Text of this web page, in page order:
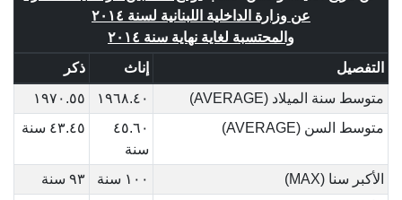
عن وزارة الداخلية اللبنانية لسنة ٢٠١٤
والمحتسبة لغاية نهاية سنة ٢٠١٤
التفصيل
إناث
ذكر
متوسط سنة الميلاد (AVERAGE)
١٩٦٨.٤٠
١٩٧٠.٥٥
متوسط السن (AVERAGE)
٤٥.٦٠
سنة
٤٣.٤٥ سنة
الأكبر سنا (MAX) ١٠٠ سنة
٩٣ سنة